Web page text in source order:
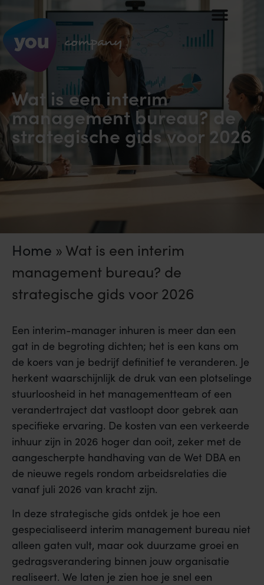
Wat is een interim
management bureau? de
strategische gids voor 2026
Home » Wat is een interim
management bureau? de
strategische gids voor 2026
Een interim-manager inhuren is meer dan een
gat in de begroting dichten; het is een kans om
de koers van je bedrijf definitief te veranderen. Je
herkent waarschijnlijk de druk van een plotselinge
stuurloosheid in het managementteam of een
verandertraject dat vastloopt door gebrek aan
specifieke ervaring. De kosten van een verkeerde
inhuur zijn in 2026 hoger dan ooit, zeker met de
aangescherpte handhaving van de Wet DBA en
de nieuwe regels rondom arbeidsrelaties die
vanaf juli 2026 van kracht zijn.
In deze strategische gids ontdek je hoe een
gespecialiseerd interim management bureau niet
alleen gaten vult, maar ook duurzame groei en
gedragsverandering binnen jouw organisatie
realiseert. We laten je zien hoe je snel een